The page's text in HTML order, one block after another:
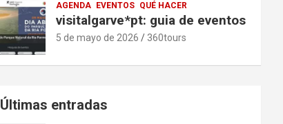
AGENDA EVENTOS QUÉ HACER
visitalgarve*pt: guia de eventos
5 de mayo de 2026 360tours
Últimas entradas